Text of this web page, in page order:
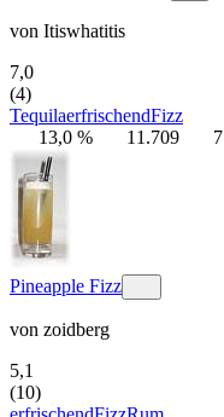
von Itiswhatitis
7,0
(4)
TequilaerfrischendFizz
13,0 %
11.709 7
Pineapple Fizz
von zoidberg
5,1
(10)